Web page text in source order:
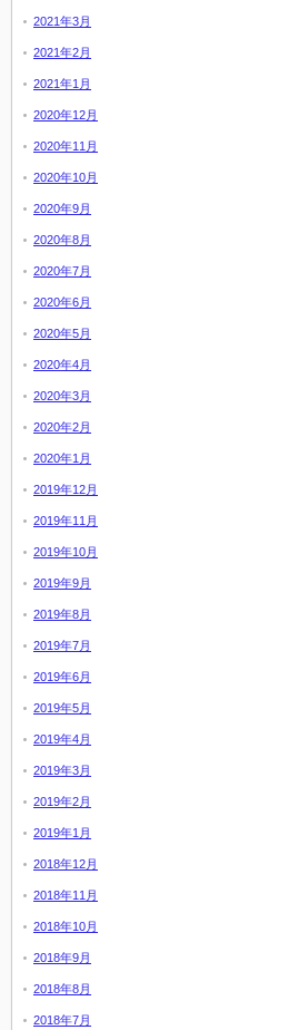
2021年3月
2021年2月
2021年1月
2020年12月
2020年11月
2020年10月
2020年9月
2020年8月
2020年7月
2020年6月
2020年5月
2020年4月
2020年3月
2020年2月
2020年1月
2019年12月
2019年11月
2019年10月
2019年9月
2019年8月
2019年7月
2019年6月
2019年5月
2019年4月
2019年3月
2019年2月
2019年1月
2018年12月
2018年11月
2018年10月
2018年9月
2018年8月
2018年7月